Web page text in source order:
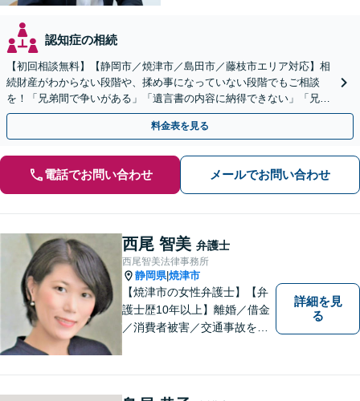
認知症の相続
【初回相談無料】【静岡市／焼津市／島田市／藤枝市エリア対応】相
続財産がわからない段階や、揉め事になっていない段階でもご相談
を！「兄弟間で争いがある」「遺言書の内容に納得できない」「兄弟
による使い込みがあるのではないか」など幅広いお悩みに対応
料金表を見る
電話でお問い合わせ メールでお問い合わせ
西尾 智美 弁護士
西尾智美法律事務所
静岡県|焼津市
【焼津市の女性弁護士】【弁
護士歴10年以上】離婚／借金
／消費者被害／交通事故を中
い、解決策を見つけていきま
す。一人で悩まずご相談くだ
詳細を見
る